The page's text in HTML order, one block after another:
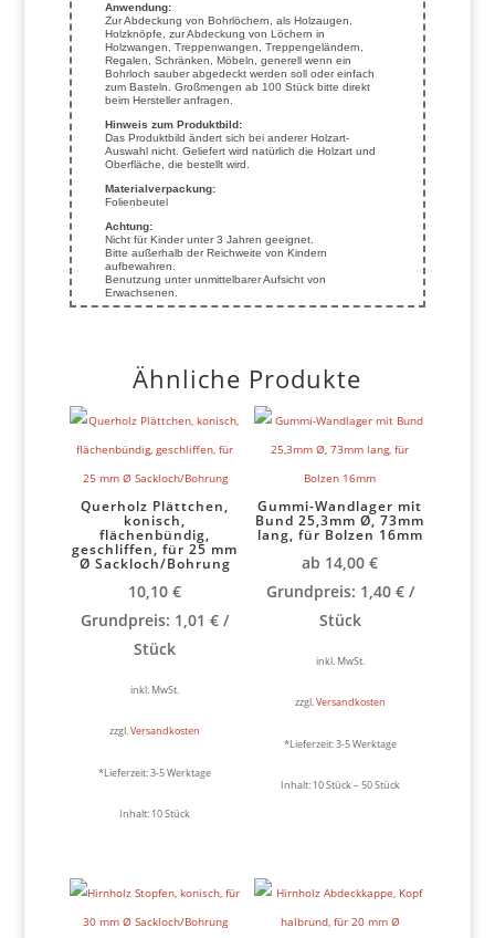
Anwendung:
Zur Abdeckung von Bohrlöchern, als Holzaugen,
Holzknöpfe, zur Abdeckung von Löchern in
Holzwangen, Treppenwangen, Treppengeländern,
Regalen, Schränken, Möbeln, generell wenn ein
Bohrloch sauber abgedeckt werden soll oder einfach
zum Basteln. Großmengen ab 100 Stück bitte direkt
beim Hersteller anfragen.
Hinweis zum Produktbild:
Das Produktbild ändert sich bei anderer Holzart-
Auswahl nicht. Geliefert wird natürlich die Holzart und
Oberfläche, die bestellt wird.
Materialverpackung:
Folienbeutel
Achtung:
Nicht für Kinder unter 3 Jahren geeignet.
Bitte außerhalb der Reichweite von Kindern
aufbewahren.
Benutzung unter unmittelbarer Aufsicht von
Erwachsenen.
Ähnliche Produkte
Querholz Plättchen,
konisch,
flächenbündig,
geschliffen, für 25 mm
Ø Sackloch/Bohrung
10,10€
Grundpreis: 1,01€ /
Stück
inkl. MwSt.
zzgl.Versandkosten
*Lieferzeit:3-5 Werktage
Inhalt: 10Stück
Gummi-Wandlager mit
Bund 25,3mm Ø, 73mm
lang, für Bolzen 16mm
ab 14,00€
Grundpreis: 1,40 €/
Stück
inkl. MwSt.
zzgl.Versandkosten
*Lieferzeit:3-5 Werktage
Inhalt: 10Stück– 50Stück